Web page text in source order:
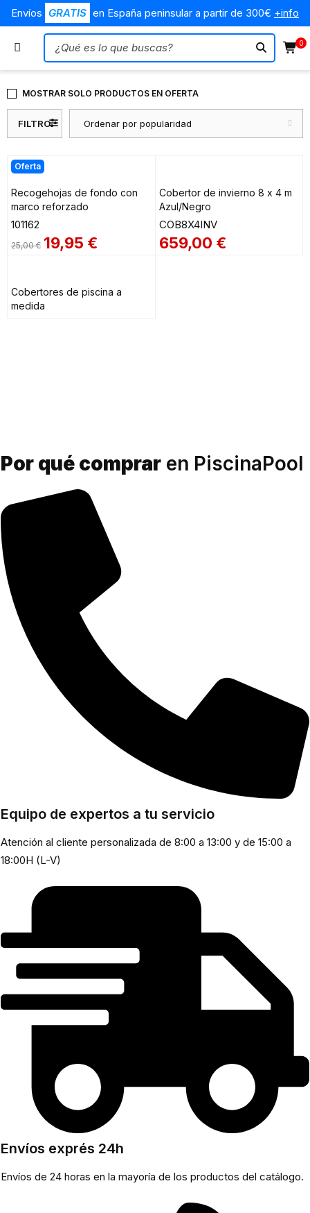
Envíos GRATIS en España peninsular a partir de 300€ +info
0
FILTRO Ordenar por popularidad
MOSTRAR SOLO PRODUCTOS EN OFERTA
Oferta
Recogehojas de fondo con
marco reforzado
101162
25,00€ 19,95 €
Cobertor de invierno 8 x 4 m
Azul/Negro
COB8X4INV
659,00 €
Cobertores de piscina a
medida
Por qué comprar en PiscinaPool
Equipo de expertos a tu servicio
Atención al cliente personalizada de 8:00 a 13:00 y de 15:00 a
18:00H (L-V)
Envíos exprés 24h
Envíos de 24 horas en la mayoría de los productos del catálogo.